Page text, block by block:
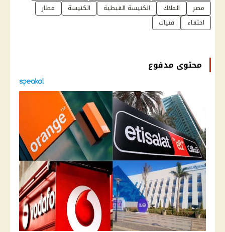
مصر
الملاك الكنيسة القبطية الكنيسة
قطار
اختفاء
فتيات
محتوى مدفوع